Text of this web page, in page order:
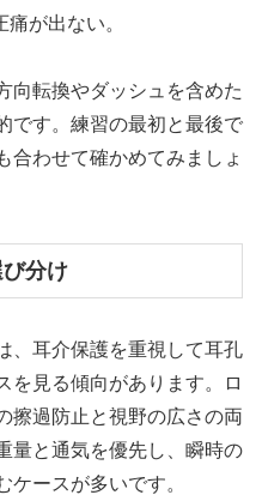
が出ない。
向転換やダッシュを含めた
です。練習の最初と最後で
合わせて確かめてみましょ
分け
、耳介保護を重視して耳孔
を見る傾向があります。ロ
擦過防止と視野の広さの両
量と通気を優先し、瞬時の
ースが多いです。